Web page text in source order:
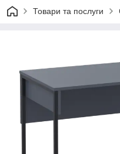
Товари та послуги